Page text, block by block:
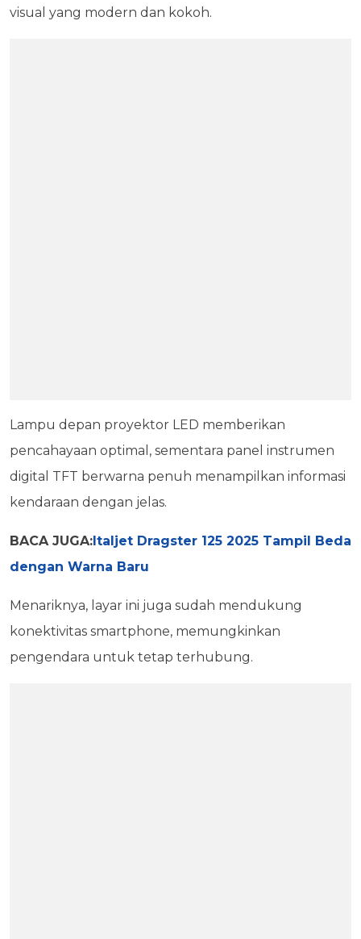
visual yang modern dan kokoh.
Lampu depan proyektor LED memberikan
pencahayaan optimal, sementara panel instrumen
digital TFT berwarna penuh menampilkan informasi
kendaraan dengan jelas.
BACA JUGA:Italjet Dragster 125 2025 Tampil Beda
dengan Warna Baru
Menariknya, layar ini juga sudah mendukung
konektivitas smartphone, memungkinkan
pengendara untuk tetap terhubung.